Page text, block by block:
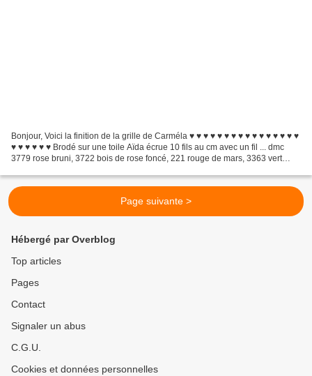
Bonjour, Voici la finition de la grille de Carméla ♥ ♥ ♥ ♥ ♥ ♥ ♥ ♥ ♥ ♥ ♥ ♥ ♥ ♥ ♥ ♥
♥ ♥ ♥ ♥ ♥ ♥ Brodé sur une toile Aïda écrue 10 fils au cm avec un fil ... dmc
3779 rose bruni, 3722 bois de rose foncé, 221 rouge de mars, 3363 vert
Page suivante >
Hébergé par Overblog
Top articles
Pages
Contact
Signaler un abus
C.G.U.
Cookies et données personnelles